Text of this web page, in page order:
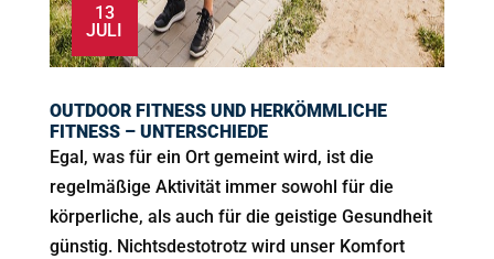
OUTDOOR FITNESS UND HERKÖMMLICHE
FITNESS – UNTERSCHIEDE
13
JULI
Egal, was für ein Ort gemeint wird, ist die
regelmäßige Aktivität immer sowohl für die
körperliche, als auch für die geistige Gesundheit
günstig. Nichtsdestotrotz wird unser Komfort